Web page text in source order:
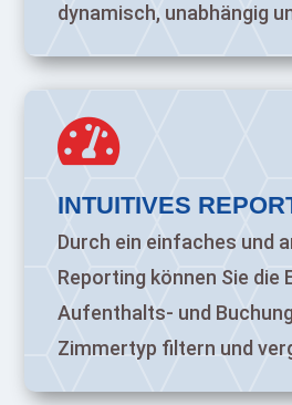
dynamisch, unabhängig

INTUITIVES
Durch ein einfaches und
Reporting können Sie die
Aufenthalts- und
Zimmertyp filtern und